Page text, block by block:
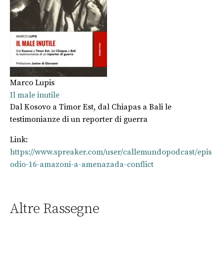
Marco Lupis
Il male inutile
Dal Kosovo a Timor Est, dal Chiapas a Bali le
testimonianze di un reporter di guerra
Link:
https://www.spreaker.com/user/callemundopodcast/epis
odio-16-amazoni-a-amenazada-conflict
Altre Rassegne